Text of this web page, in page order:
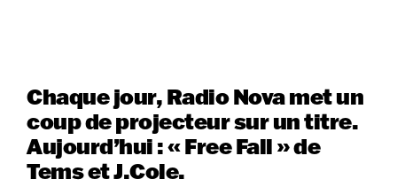
Chaque jour, Radio Nova met un
coup de projecteur sur un titre.
Aujourd’hui : « Free Fall » de
Tems et J.Cole.